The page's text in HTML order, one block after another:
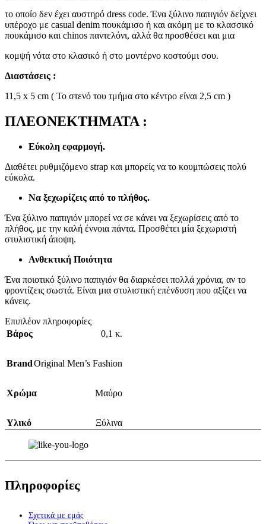
το οποίο δεν έχει αυστηρό dress code. Ένα ξύλινο παπιγιόν δείχνει
υπέροχο με casual denim πουκάμισο ή και ακόμη με το κλασσικό
πουκάμισο και chinos παντελόνι, αλλά θα προσθέσει και μια
κομψή νότα στο κλασικό ή στο μοντέρνο κοστούμι σου.
Διαστάσεις :
11,5 x 5 cm ( Το στενό του τμήμα στο κέντρο είναι 2,5 cm )
ΠΛΕΟΝΕΚΤΗΜΑΤΑ :
Εύκολη εφαρμογή.
Διαθέτει ρυθμιζόμενο strap και μπορείς να το κουμπώσεις πολύ
εύκολα.
Να ξεχωρίζεις από το πλήθος.
Ένα ξύλινο παπιγιόν μπορεί να σε κάνει να ξεχωρίσεις από το
πλήθος, με την καλή έννοια πάντα. Προσθέτει μία ξεχωριστή
στυλιστική άποψη.
Ανθεκτική Ποιότητα
Ένα ποιοτικό ξύλινο παπιγιόν θα διαρκέσει πολλά χρόνια, αν το
φροντίζεις σωστά. Είναι μια στυλιστική επένδυση που αξίζει να
κάνεις.
Επιπλέον πληροφορίες
Βάρος
0,1 κ.
BrandOriginal Men’s Fashion
Χρώμα Μαύρο
Υλικό Ξύλινα
Πληροφορίες
Σχετικά με εμάς